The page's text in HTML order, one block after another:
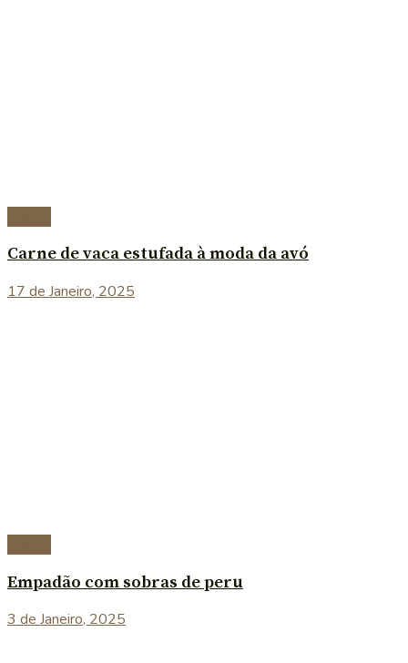
Carne de vaca estufada à moda da avó
17 de Janeiro, 2025
Empadão com sobras de peru
3 de Janeiro, 2025